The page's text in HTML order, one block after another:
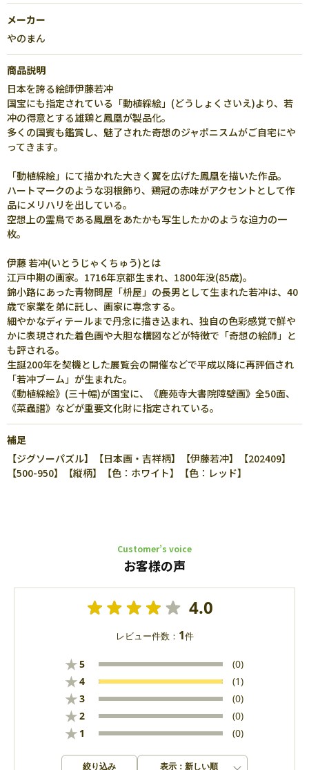
メーカー
やのまん
商品説明
日本を誇る絵師伊藤若冲
国宝にも指定されている「動植綵絵」(どうしょくさいえ)より、若
冲の得意とする雄鶏と鳳凰が製品化。
多くの国賓も鑑賞し、魅了された奇想のジャポニスムがご自宅にや
ってきます。
「動植綵絵」にて描かれた大きく翼を広げた鳳凰を描いた作品。
ハートマークのような羽根飾り、鶏冠の赤味がアクセントとして作
品にメリハリを出している。
空想上の霊鳥である鳳凰をあたかも写生したかのような迫力の一
枚。
伊藤 若冲(いとうじゃくちゅう)とは
江戸中期の画家。1716年京都生まれ、1800年没(85歳)。
錦小路にあった青物問屋「枡屋」の長男として生まれた若冲は、40
歳で家業を弟に託し、画家に専念する。
細やかなディテールまで丹念に描き込まれ、独自の色彩感覚で鮮や
かに表現された着色画や大胆な構図などが特徴で「奇想の絵師」と
も評される。
生誕200年を契機とした展覧会の開催などで平成以降に再評価され
「若冲ブーム」が生まれた。
《動植綵絵》(三十幅)が国宝に、《鹿苑寺大書院障壁画》全50面、
《菜蟲譜》などが重要文化財に指定されている。
補足
【ジグソーパズル】【日本画・吉祥柄】【伊藤若冲】【202409】
【500-950】【縦柄】【色：ホワイト】【色：レッド】
Customer’s voice
お客様の声
4.0
レビュー件数： 1件
★5 (0)
★4 (1)
★3 (0)
★2 (0)
★ 1 (0)
絞り込み 表示：新しい順